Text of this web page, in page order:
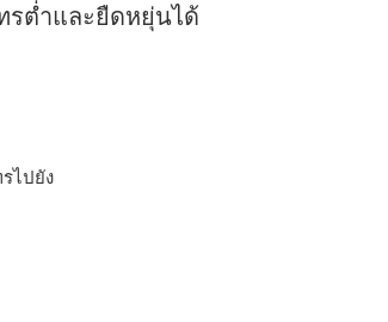
รต่ำและยืดหยุ่นได้
ไปยัง